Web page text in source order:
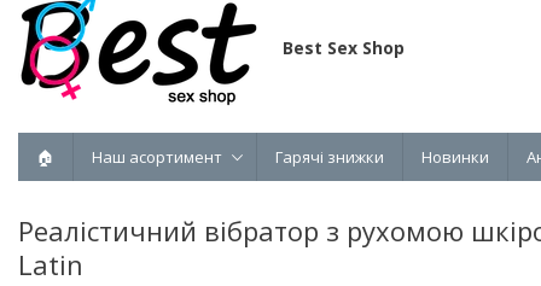
Best Sex Shop
🏠 Наш асортимент Гарячі знижки Новинки
Реалістичний вібратор з рухомою
Latin